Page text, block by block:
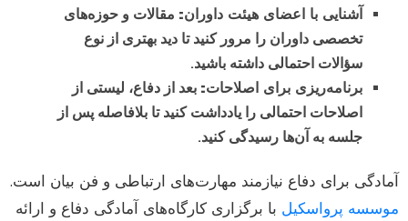
آشنایی با اعضای هیئت داوران: مقالات و حوزه‌های
تخصصی داوران را مرور کنید تا دید بهتری از نوع
سؤالات احتمالی داشته باشید.
برنامه‌ریزی برای اصلاحات: بعد از دفاع، لیستی از
اصلاحات احتمالی را یادداشت کنید تا بلافاصله پس از
جلسه به آن‌ها رسیدگی کنید.
آمادگی برای دفاع نیازمند مهارت‌های ارتباطی و فن بیان است.
موسسه پرواسکیل با برگزاری کارگاه‌های آمادگی دفاع و ارائه